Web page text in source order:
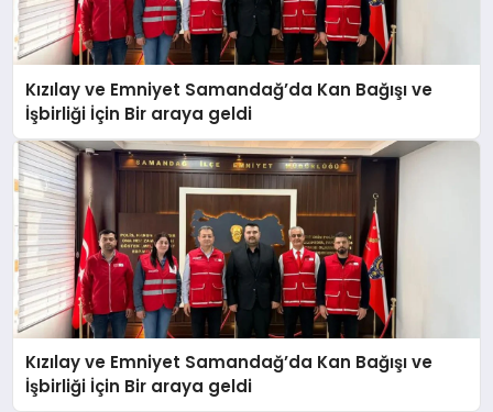
Kızılay ve Emniyet Samandağ’da Kan Bağışı ve
İşbirliği İçin Bir araya geldi
Kızılay ve Emniyet Samandağ’da Kan Bağışı ve
İşbirliği İçin Bir araya geldi